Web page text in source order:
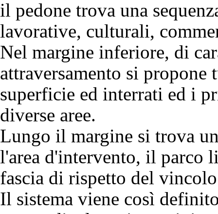
il pedone trova una
lavorative, culturali,
Nel margine inferiore, di
attraversamento si propone
superficie ed interrati ed i
diverse aree.
Lungo il margine si trova
l'area d'intervento, il parco
fascia di rispetto del
Il sistema viene così